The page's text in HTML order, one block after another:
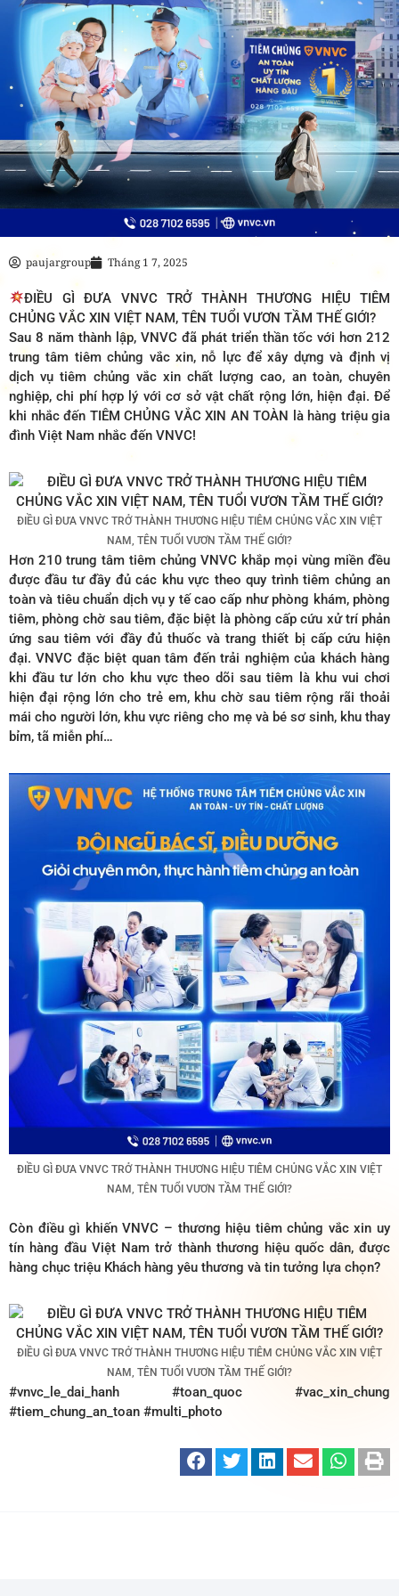
paujargroup Tháng 1 7, 2025
ĐIỀU GÌ ĐƯA VNVC TRỞ THÀNH THƯƠNG HIỆU TIÊM
CHỦNG VẮC XIN VIỆT NAM, TÊN TUỔI VƯƠN TẦM THẾ GIỚI?
Sau 8 năm thành lập, VNVC đã phát triển thần tốc với hơn 212
trung tâm tiêm chủng vắc xin, nỗ lực để xây dựng và định vị
dịch vụ tiêm chủng vắc xin chất lượng cao, an toàn, chuyên
nghiệp, chi phí hợp lý với cơ sở vật chất rộng lớn, hiện đại. Để
khi nhắc đến TIÊM CHỦNG VẮC XIN AN TOÀN là hàng triệu gia
đình Việt Nam nhắc đến VNVC!
ĐIỀU GÌ ĐƯA VNVC TRỞ THÀNH THƯƠNG HIỆU TIÊM CHỦNG VẮC XIN VIỆT
NAM, TÊN TUỔI VƯƠN TẦM THẾ GIỚI?
Hơn 210 trung tâm tiêm chủng VNVC khắp mọi vùng miền đều
được đầu tư đầy đủ các khu vực theo quy trình tiêm chủng an
toàn và tiêu chuẩn dịch vụ y tế cao cấp như phòng khám, phòng
tiêm, phòng chờ sau tiêm, đặc biệt là phòng cấp cứu xử trí phản
ứng sau tiêm với đầy đủ thuốc và trang thiết bị cấp cứu hiện
đại. VNVC đặc biệt quan tâm đến trải nghiệm của khách hàng
khi đầu tư lớn cho khu vực theo dõi sau tiêm là khu vui chơi
hiện đại rộng lớn cho trẻ em, khu chờ sau tiêm rộng rãi thoải
mái cho người lớn, khu vực riêng cho mẹ và bé sơ sinh, khu thay
bỉm, tã miễn phí…
ĐIỀU GÌ ĐƯA VNVC TRỞ THÀNH THƯƠNG HIỆU TIÊM CHỦNG VẮC XIN VIỆT
NAM, TÊN TUỔI VƯƠN TẦM THẾ GIỚI?
Còn điều gì khiến VNVC – thương hiệu tiêm chủng vắc xin uy
tín hàng đầu Việt Nam trở thành thương hiệu quốc dân, được
hàng chục triệu Khách hàng yêu thương và tin tưởng lựa chọn?
ĐIỀU GÌ ĐƯA VNVC TRỞ THÀNH THƯƠNG HIỆU TIÊM CHỦNG VẮC XIN VIỆT
NAM, TÊN TUỔI VƯƠN TẦM THẾ GIỚI?
#vnvc_le_dai_hanh #toan_quoc #vac_xin_chung
#tiem_chung_an_toan #multi_photo